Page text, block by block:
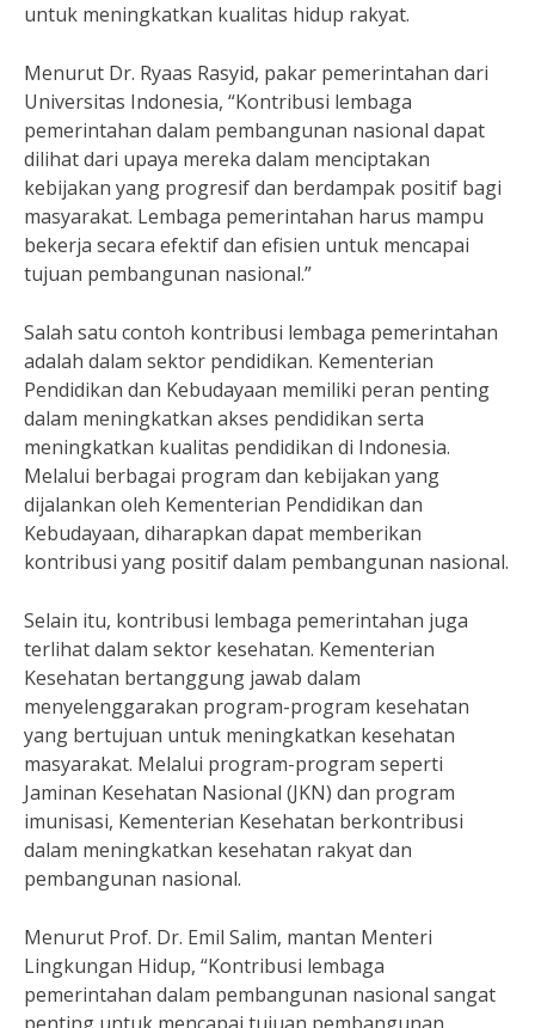
untuk meningkatkan kualitas hidup rakyat.
Menurut Dr. Ryaas Rasyid, pakar pemerintahan dari
Universitas Indonesia, “Kontribusi lembaga
pemerintahan dalam pembangunan nasional dapat
dilihat dari upaya mereka dalam menciptakan
kebijakan yang progresif dan berdampak positif bagi
masyarakat. Lembaga pemerintahan harus mampu
bekerja secara efektif dan efisien untuk mencapai
tujuan pembangunan nasional.”
Salah satu contoh kontribusi lembaga pemerintahan
adalah dalam sektor pendidikan. Kementerian
Pendidikan dan Kebudayaan memiliki peran penting
dalam meningkatkan akses pendidikan serta
meningkatkan kualitas pendidikan di Indonesia.
Melalui berbagai program dan kebijakan yang
dijalankan oleh Kementerian Pendidikan dan
Kebudayaan, diharapkan dapat memberikan
kontribusi yang positif dalam pembangunan nasional.
Selain itu, kontribusi lembaga pemerintahan juga
terlihat dalam sektor kesehatan. Kementerian
Kesehatan bertanggung jawab dalam
menyelenggarakan program-program kesehatan
yang bertujuan untuk meningkatkan kesehatan
masyarakat. Melalui program-program seperti
Jaminan Kesehatan Nasional (JKN) dan program
imunisasi, Kementerian Kesehatan berkontribusi
dalam meningkatkan kesehatan rakyat dan
pembangunan nasional.
Menurut Prof. Dr. Emil Salim, mantan Menteri
Lingkungan Hidup, “Kontribusi lembaga
pemerintahan dalam pembangunan nasional sangat